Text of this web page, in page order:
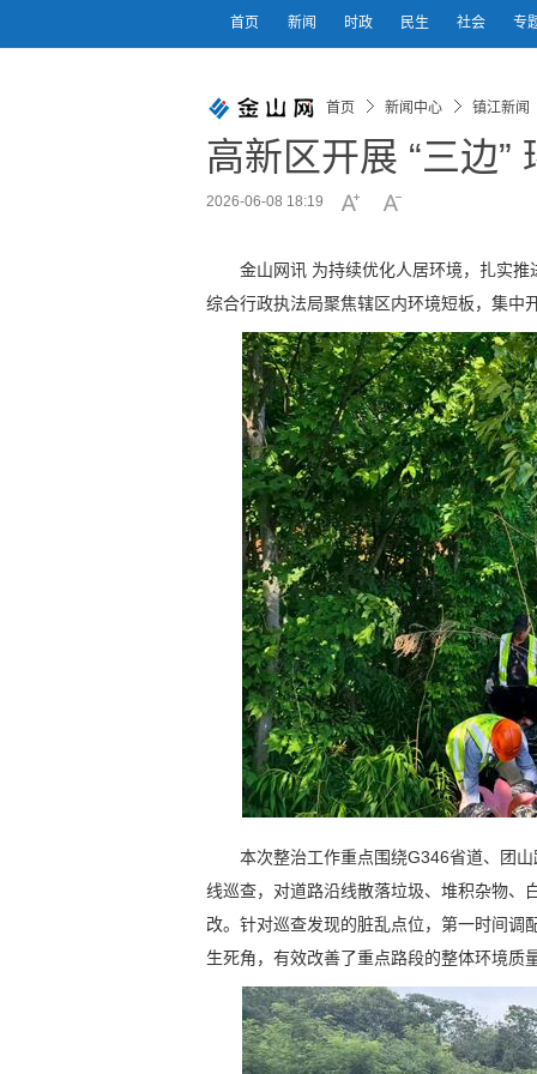
首页 新闻 时政 民生 社会 专
首页 新闻中心 镇江新闻
高新区开展 “三边”
2026-06-08 18:19
金山网讯 为持续优化人居环境，扎实推
综合行政执法局聚焦辖区内环境短板，集中
本次整治工作重点围绕G346省道、团
线巡查，对道路沿线散落垃圾、堆积杂物、
改。针对巡查发现的脏乱点位，第一时间调
生死角，有效改善了重点路段的整体环境质